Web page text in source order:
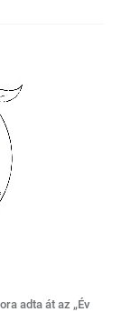
adta át az „Év